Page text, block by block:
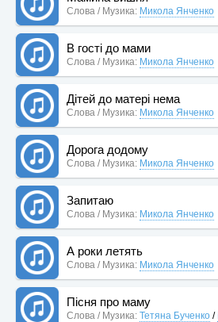
Слова / Музика: Микола Янченко
В гості до мами
Слова / Музика: Микола Янченко
Дітей до матері нема
Слова / Музика: Микола Янченко
Дорога додому
Слова / Музика: Микола Янченко
Запитаю
Слова / Музика: Микола Янченко
А роки летять
Слова / Музика: Микола Янченко
Пісня про маму
Слова / Музика: Тетяна Бученко /